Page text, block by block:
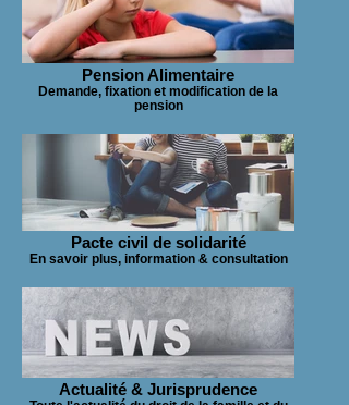
Pension Alimentaire
Demande, fixation et modification de la
pension
Pacte civil de solidarité
En savoir plus, information & consultation
Actualité & Jurisprudence